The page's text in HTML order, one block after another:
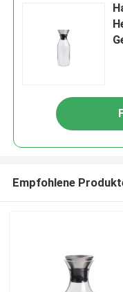
Empfohlene